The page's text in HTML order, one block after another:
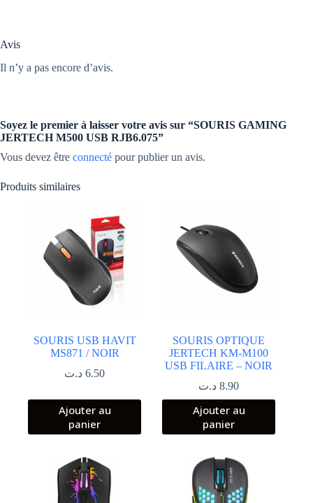
Avis
Il n’y a pas encore d’avis.
Soyez le premier à laisser votre avis sur “SOURIS GAMING
JERTECH M500 USB RJB6.075”
Vous devez être connecté pour publier un avis.
Produits similaires
SOURIS USB HAVIT
MS871 / NOIR
6.50 د.ت
Ajouter au
panier
SOURIS OPTIQUE
JERTECH KM-M100
USB FILAIRE – NOIR
8.90 د.ت
Ajouter au
panier